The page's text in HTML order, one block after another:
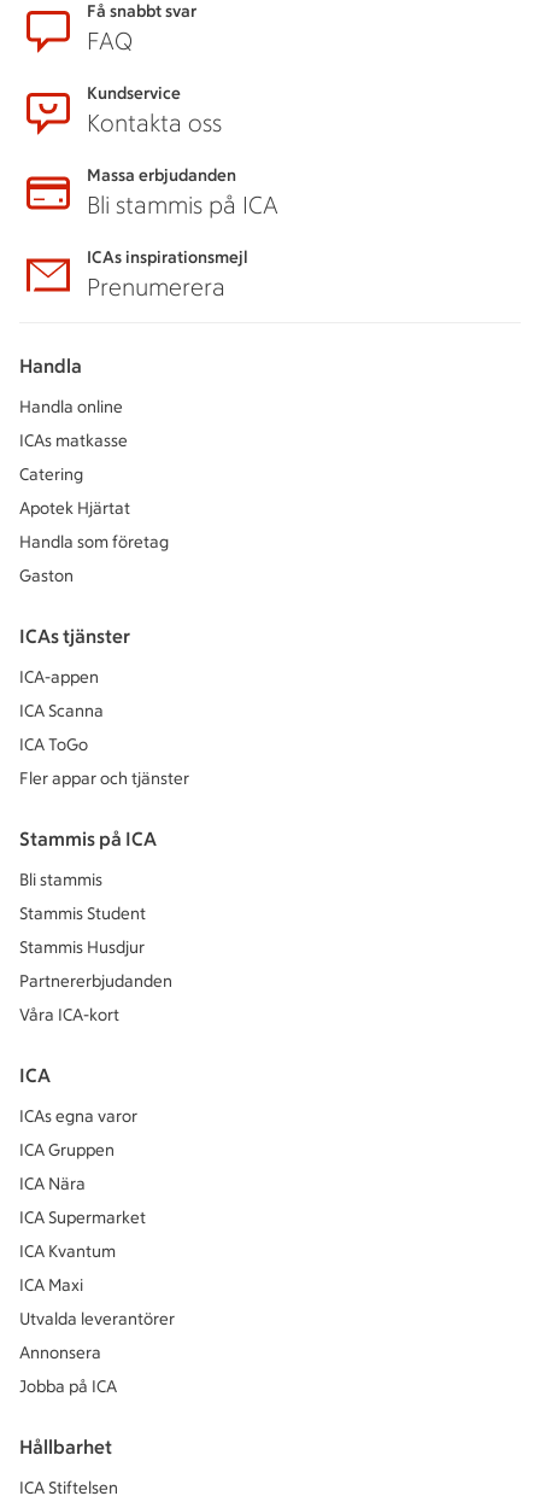
SidfotFå snabbt svar
FAQ
Kundservice
Kontakta oss
Massa erbjudanden
Bli stammis på ICA
ICAs inspirationsmejl
Prenumerera
Handla
Handla online
ICAs matkasse
Catering
Apotek Hjärtat
Handla som företag
Gaston
ICAs tjänster
ICA-appen
ICA Scanna
ICA ToGo
Fler appar och tjänster
Stammis på ICA
Bli stammis
Stammis Student
Stammis Husdjur
Partnererbjudanden
Våra ICA-kort
ICA
ICAs egna varor
ICA Gruppen
ICA Nära
ICA Supermarket
ICA Kvantum
ICA Maxi
Utvalda leverantörer
Annonsera
Jobba på ICA
Hållbarhet
ICA Stiftelsen